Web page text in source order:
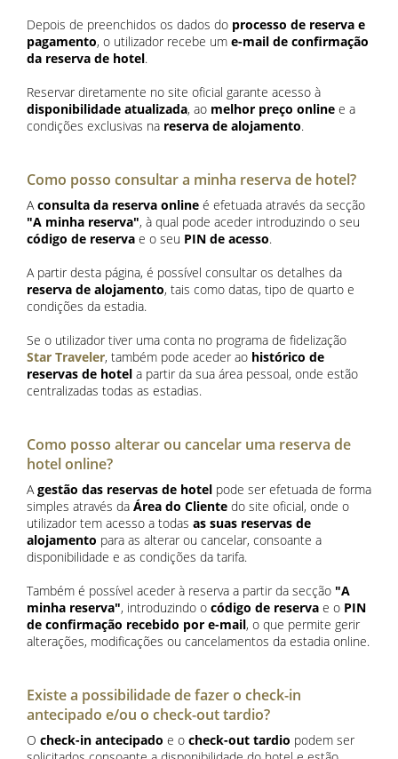
Depois de preenchidos os dados do processo de reserva e
pagamento, o utilizador recebe um e-mail de confirmação
da reserva de hotel.
Reservar diretamente no site oficial garante acesso à
disponibilidade atualizada, ao melhor preço online e a
condições exclusivas na reserva de alojamento.
Como posso consultar a minha reserva de hotel?
Aconsulta da reserva online é efetuada através da secção
"A minha reserva", à qual pode aceder introduzindo o seu
código de reserva e o seu PIN de acesso.
A partir desta página, é possível consultar os detalhes da
reserva de alojamento, tais como datas, tipo de quarto e
condições da estadia.
Se o utilizador tiver uma conta no programa de fidelização
Star Traveler, também pode aceder ao histórico de
reservas de hotel a partir da sua área pessoal, onde estão
centralizadas todas as estadias.
Como posso alterar ou cancelar uma reserva de
hotel online?
Agestão das reservas de hotel pode ser efetuada de forma
simples através da Área do Cliente do site oficial, onde o
utilizador tem acesso a todas as suas reservas de
alojamento para as alterar ou cancelar, consoante a
disponibilidade e as condições da tarifa.
Também é possível aceder à reserva a partir da secção "A
minha reserva", introduzindo o código de reserva e o PIN
de confirmação recebido por e-mail, o que permite gerir
alterações, modificações ou cancelamentos da estadia online.
Existe a possibilidade de fazer o check-in
antecipado e/ou o check-out tardio?
O check-in antecipado e o check-out tardio podem ser